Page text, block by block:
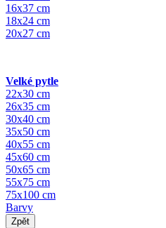
16x37 cm
18x24 cm
20x27 cm
Velké pytle
22x30 cm
26x35 cm
30x40 cm
35x50 cm
40x55 cm
45x60 cm
50x65 cm
55x75 cm
75x100 cm
Barvy
Zpět